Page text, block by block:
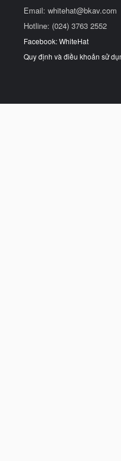
Email: whitehat@bkav.com
Hotline: (024) 3763 2552
Facebook: WhiteHat
Quy định và điều khoản sử